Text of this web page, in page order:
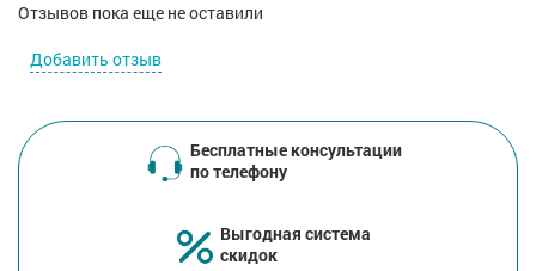
Отзывов пока еще не оставили
Добавить отзыв
Бесплатные консультации
по телефону
Выгодная система
скидок